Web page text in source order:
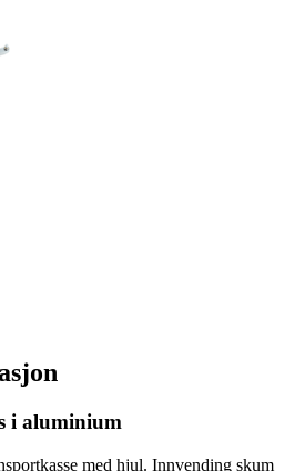
i aluminium
med hjul. Innvending skum